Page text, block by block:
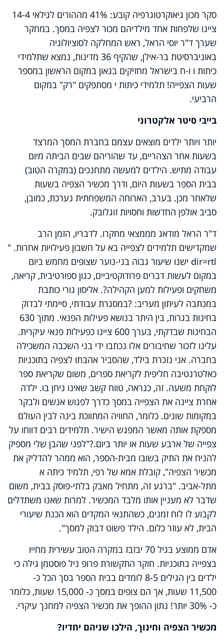
סקר מכון גיאוקרטוגרפיה קובע: 41% מההורים לגילאי 14-4
ציינו שלפחות אחד מילדיהם מכור לצפיה במסך. במחקר
שערך ד"ר יוסי הראל, ראש המחלקה לסוציולוגיה
באוניברסיטת בר-אילן, שהקיף 36 מדינות, נמצא שתלמידי
כיתות ו ו-ח בישראל מחזיקים בגאון במקום הראשון במספר
שעות הצפייה! תלמידי כיתות י מסתפקים "רק" במקום
הרביעי.
בייבי סיטר אלקטרוני
יותר ויותר ילדים מוצאים עצמם בחברת המסך המרצד
בשעות אחר הצהריים, עד שהוריהם שבים הביתה מיום
עבודה מתיש. הילדים למעשה מתחנכים (במקרה הטוב)
בבית הספר בשעות היום, ודרך מכשיר הצפיה בשעות
שלאחר מכן. בערב, הארוחה המשפחתית נערכת, כמובן,
סביב אולפן החדשות וחסויות זוגלובק.
ד"ר הראל מודאג מממצאי מחקרו. לדבריו, הזמן הרב
שמקדישים תלמידים לצפייה בא על חשבון פעילויות אחרות. "
dir=rtl ישנו שיעור גבוה בני-נוער שצופים מחמש ביום
במקום לעשות דברים פרודוקטיביים, כגון ספורטיבית, קריאה,
משחקים ופעילות למען הקהילה?. אליסון גורי כותבת
במכתבה לעיתון מעריב: ?במסגרת עבודתי, סיימתי לבדוק
בחינות בגרות, בין היתר בנושא פעילות הפנאי. מתוך 630
הבחינות שבדקתי, בערך 600 ציינו כפעילות פנאי עיקרית.
עלינו לזכור שחיבורים אלו נכתבו ידי בני השכבה המשכילה
בחברה. אני נזכרת בילד, שהסביר אהבתו לצפיה בתוכניות
כאלטרנטיבה חליפית לקריאת ספרים, משום שקריאת ספר
לוקחת משעה. זה, כנראה, טווח קשב שאינו ניחן בו. ילדה
אחרת ציינה את הצפייה במסך כדרך לפגוש אנשים ולבקר
במקומות שונים. כלומר, החוויה המתווכת בינה לבין העולם
מספקת אותה מאשר המפגש הישיר. תלמידים רבים דווחו על
צפייה של ארבע שעות או יותר ביום.?"לפני שהבן שלי מספיק
להניח את התיק בשובו מבית-הספר, הוא ממהר להדליק את
מכשיר הצפיה", קובלת אמא של רפי, תלמיד כיתה א
מתל-אביב. "ברגע זה, מתחיל מאבק בלתי-פוסק בבית, משום
שדבר לא מעניין אותו מלבד המכשיר. למרות שאנו משתדלים
לקבוע לו לוח זמנים, כשהתנאי המקדים הוא הכנת שיעורי
הבית, לא עוזר כלום. הילד פשוט דבוק למסך".
אדם ממוצע בגיל 70 יבזבז במקרה הטוב עשירית מחייו
בצפייה בתוכניות. חוקר התקשורת פרופ ניל פוסטמן גילה כי
ילדים בין הגילים 8-5 לומדים בבית הספר בסך הכל כ-
11,500 שעות, אך הם צופים במסך כ- 15,000 שעות, כלומר
כ- 30% יותר! נתון ההופך את מכשיר הצפיה למחנך עיקרי.
מכשיר הצפיה וחינוך, הילכו שניהם יחדיו?